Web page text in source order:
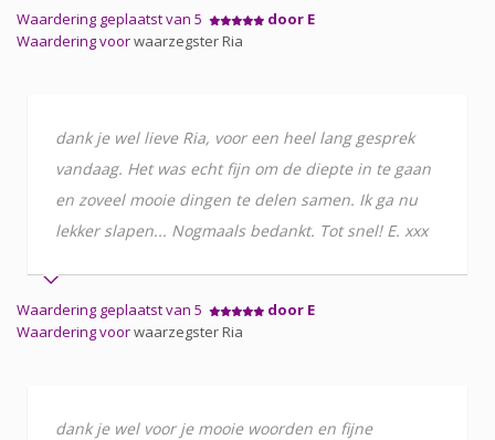
Waardering geplaatst van 5
door E
Waardering voorwaarzegster Ria
dank je wel lieve Ria, voor een heel lang gesprek
vandaag. Het was echt fijn om de diepte in te gaan
en zoveel mooie dingen te delen samen. Ik ga nu
lekker slapen... Nogmaals bedankt. Tot snel! E. xxx
Waardering geplaatst van 5
door E
Waardering voorwaarzegster Ria
dank je wel voor je mooie woorden en fijne